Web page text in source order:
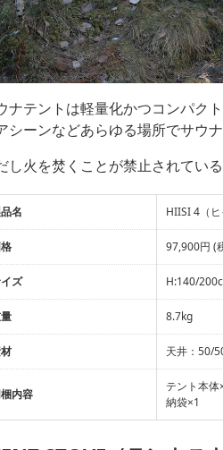
ナテントは軽量化かつコンパク
シーンなどあらゆる場所でサウナ
し火を焚くことが禁止されてい
名 HIISI 4（ヒ
97,900円 (
ズ H:140/
8.7kg
天井：50/
内容
テント本
納袋×1